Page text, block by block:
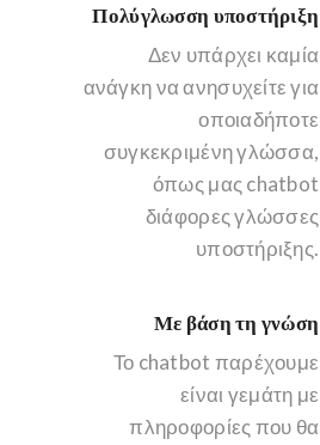
Πολύγλωσση υποστήριξη
Δεν υπάρχει καμία
ανάγκη να ανησυχείτε για
οποιαδήποτε
συγκεκριμένη γλώσσα,
όπως μας chatbot
διάφορες γλώσσες
υποστήριξης.
Με βάση τη γνώση
Το chatbot παρέχουμε
είναι γεμάτη με
πληροφορίες που θα